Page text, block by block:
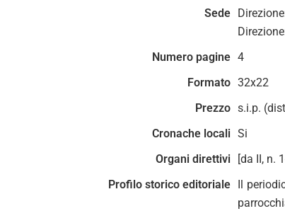
Sede
Numero pagine 4
Formato 32x22
Prezzo s.i.p.
Cronache locali Si
Organi direttivi
[da II, n.
Profilo storico editoriale Il